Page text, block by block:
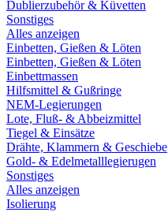
Dublierzubehör & Küvetten
Sonstiges
Alles anzeigen
Einbetten, Gießen & Löten
Einbetten, Gießen & Löten
Einbettmassen
Hilfsmittel & Gußringe
NEM-Legierungen
Lote, Fluß- & Abbeizmittel
Tiegel & Einsätze
Drähte, Klammern & Geschiebe
Gold- & Edelmetalllegierugen
Sonstiges
Alles anzeigen
Isolierung